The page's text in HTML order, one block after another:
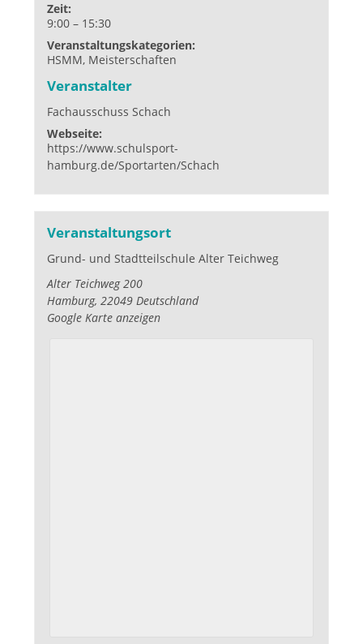
Zeit:
9:00 – 15:30
Veranstaltungskategorien:
HSMM, Meisterschaften
Veranstalter
Fachausschuss Schach
Webseite:
https://www.schulsport-
hamburg.de/Sportarten/Schach
Veranstaltungsort
Grund- und Stadtteilschule Alter Teichweg
Alter Teichweg 200
Hamburg, 22049 Deutschland
Google Karte anzeigen